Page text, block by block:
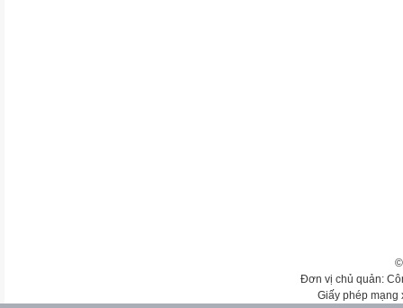
Đơn vị chủ quản:
Giấy phép mạng